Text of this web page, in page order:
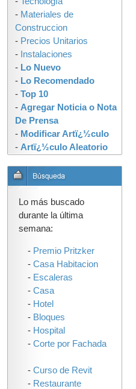
- Materiales de
Construccion
- Precios Unitarios
- Instalaciones
- Lo Nuevo
- Lo Recomendado
- Top 10
- Agregar Noticia o Nota
De Prensa
- Modificar Artï¿½culo
- Artï¿½culo Aleatorio
Lo más buscado
durante la última
semana:
- Premio Pritzker
- Casa Habitacion
- Escaleras
- Casa
- Hotel
- Bloques
- Hospital
- Corte por Fachada
- Curso de Revit
- Restaurante